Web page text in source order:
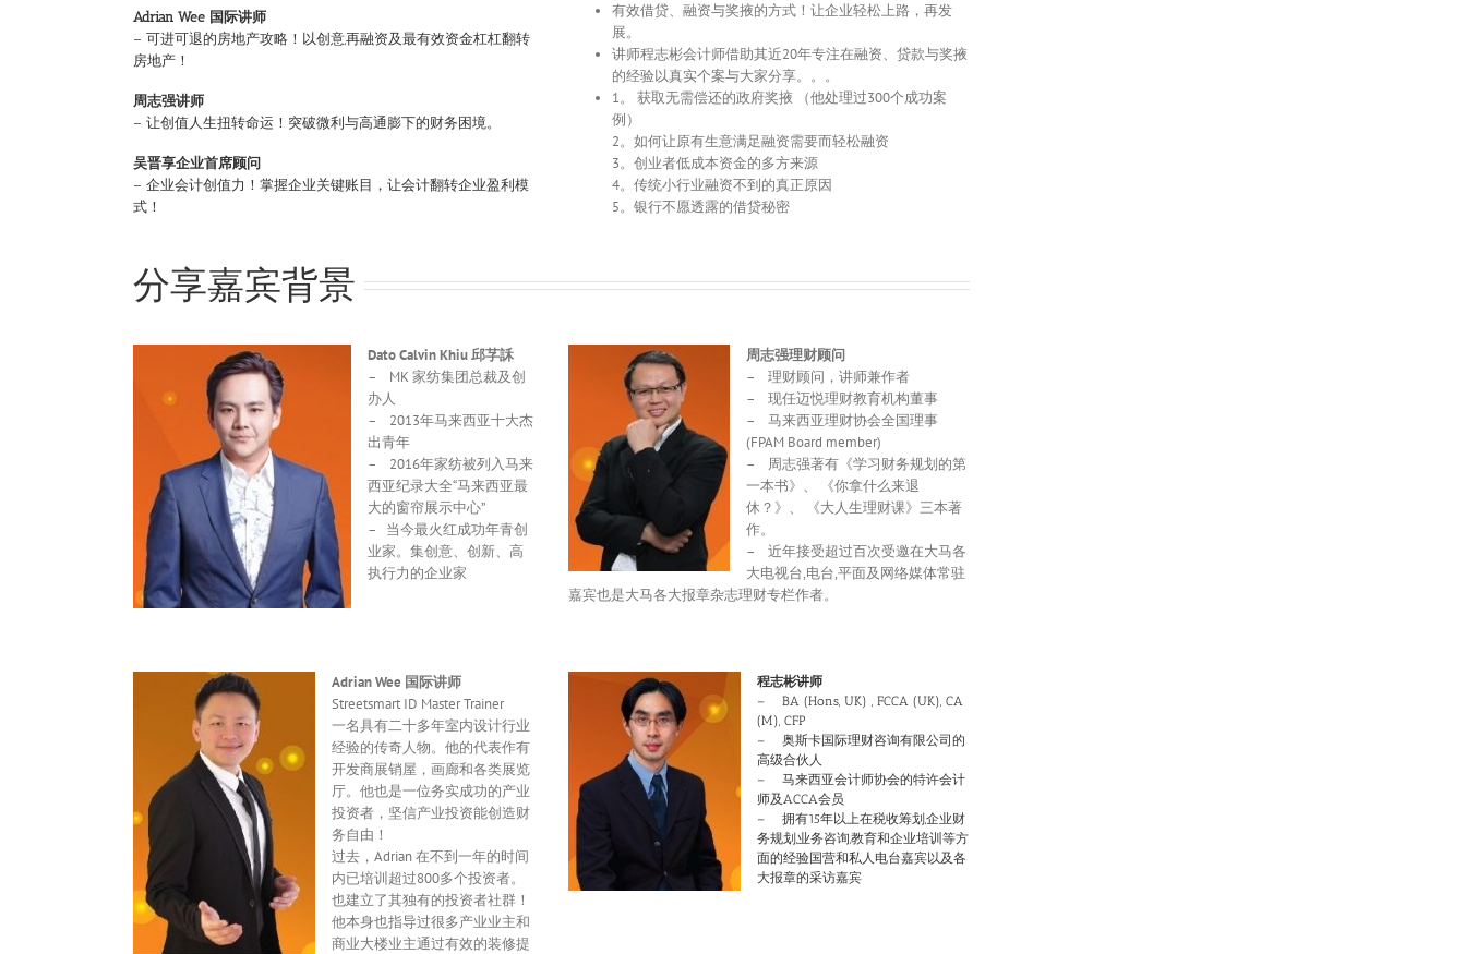
Adrian Wee 国际讲师
– 可进可退的房地产攻略！以创意,再融资及最有效资金杠杠翻转
房地产！
周志强讲师
– 让创值人生扭转命运！突破微利与高通膨下的财务困境。
吴晋享企业首席顾问
– 企业会计创值力！掌握企业关键账目，让会计翻转企业盈利模
式！
有效借贷、融资与奖掖的方式！让企业轻松上路，再发
展。
讲师程志彬会计师借助其近20年专注在融资、贷款与奖掖
的经验以真实个案与大家分享。。。
1。 获取无需偿还的政府奖掖 （他处理过300个成功案
例）
2。如何让原有生意满足融资需要而轻松融资
3。创业者低成本资金的多方来源
4。传统小行业融资不到的真正原因
5。银行不愿透露的借贷秘密
分享嘉宾背景
Dato Calvin Khiu 邱芓訸
– MK 家纺集团总裁及创
办人
– 2013年马来西亚十大杰
出青年
– 2016年家纺被列入马来
西亚纪录大全“马来西亚最
大的窗帘展示中心”
– 当今最火红成功年青创
业家。集创意、创新、高
执行力的企业家
周志强理财顾问
– 理财顾问，讲师兼作者
– 现任迈悦理财教育机构董事
– 马来西亚理财协会全国理事
(FPAM Board member)
– 周志强著有《学习财务规划的第
一本书》、 《你拿什么来退
休？》、 《大人生理财课》三本著
作。
– 近年接受超过百次受邀在大马各
大电视台,电台,平面及网络媒体常驻
嘉宾也是大马各大报章杂志理财专栏作者。
Adrian Wee 国际讲师
Streetsmart ID Master Trainer
一名具有二十多年室内设计行业
经验的传奇人物。他的代表作有
开发商展销屋，画廊和各类展览
厅。他也是一位务实成功的产业
投资者，坚信产业投资能创造财
务自由！
过去，Adrian 在不到一年的时间
内已培训超过800多个投资者。
也建立了其独有的投资者社群！
他本身也指导过很多产业业主和
商业大楼业主通过有效的装修提
程志彬讲师
– BA (Hons, UK) , FCCA (UK), CA
(M), CFP
– 奥斯卡国际理财咨询有限公司的
高级合伙人
– 马来西亚会计师协会的特许会计
师及ACCA会员
– 拥有15年以上在税收筹划,企业财
务规划,业务咨询,教育和企业培训等方
面的经验国营和私人电台嘉宾以及各
大报章的采访嘉宾